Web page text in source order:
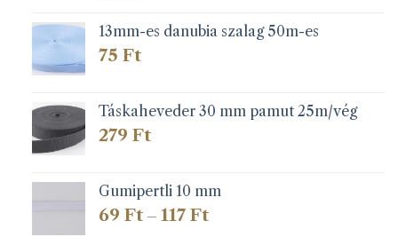
13mm-es danubia szalag 50m-es
75 Ft
Táskaheveder 30 mm pamut 25m/vég
279 Ft
Gumipertli 10 mm
69 Ft – 117 FtÁrtartomány: